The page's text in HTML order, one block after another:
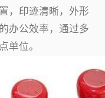
，印迹清晰，外形
办公效率，通过多
单位。